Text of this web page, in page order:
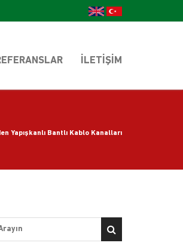
İLETIŞIM
Yapışkanlı Bantlı Kablo Kanalları